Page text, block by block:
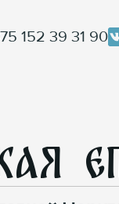
152 39 31 90